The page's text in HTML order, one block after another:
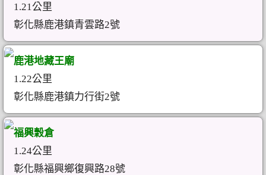
1.21公里
彰化縣鹿港鎮青雲路2號
鹿港地藏王廟
1.22公里
彰化縣鹿港鎮力行街2號
福興穀倉
1.24公里
彰化縣福興鄉復興路28號